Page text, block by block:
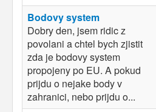
Bodovy system
Dobry den, jsem ridic z
povolani a chtel bych zjistit
zda je bodovy system
propojeny po EU. A pokud
prijdu o nejake body v
zahranici, nebo prijdu o...